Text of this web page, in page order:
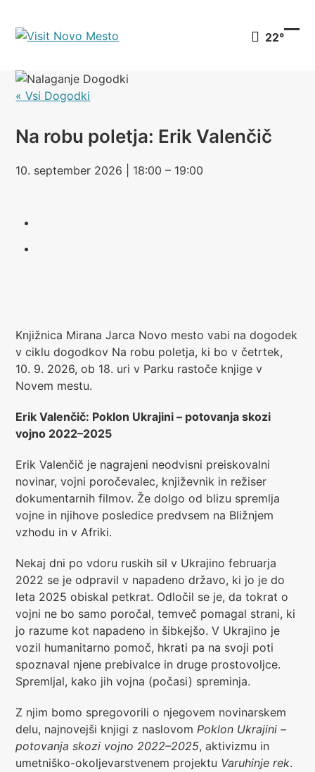
vsebino
22°
« Vsi Dogodki
Na robu poletja: Erik Valenčič
10. september 2026 | 18:00 – 19:00
Knjižnica Mirana Jarca Novo mesto vabi na dogodek
v ciklu dogodkov Na robu poletja, ki bo v četrtek,
10. 9. 2026, ob 18. uri v Parku rastoče knjige v
Novem mestu.
Erik Valenčič: Poklon Ukrajini – potovanja skozi
vojno 2022–2025
Erik Valenčič je nagrajeni neodvisni preiskovalni
novinar, vojni poročevalec, književnik in režiser
dokumentarnih filmov. Že dolgo od blizu spremlja
vojne in njihove posledice predvsem na Bližnjem
vzhodu in v Afriki.
Nekaj dni po vdoru ruskih sil v Ukrajino februarja
2022 se je odpravil v napadeno državo, ki jo je do
leta 2025 obiskal petkrat. Odločil se je, da tokrat o
vojni ne bo samo poročal, temveč pomagal strani, ki
jo razume kot napadeno in šibkejšo. V Ukrajino je
vozil humanitarno pomoč, hkrati pa na svoji poti
spoznaval njene prebivalce in druge prostovoljce.
Spremljal, kako jih vojna (počasi) spreminja.
Z njim bomo spregovorili o njegovem novinarskem
delu, najnovejši knjigi z naslovomPoklon Ukrajini –
potovanja skozi vojno 2022–2025, aktivizmu in
umetniško-okoljevarstvenem projektu Varuhinje rek.